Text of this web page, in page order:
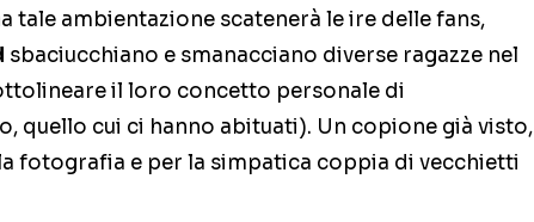
tale ambientazione scatenerà le ire delle fans,
sbaciucchiano e smanacciano diverse ragazze nel
il loro concetto personale di
quello cui ci hanno abituati). Un copione già visto,
fotografia e per la simpatica coppia di vecchietti